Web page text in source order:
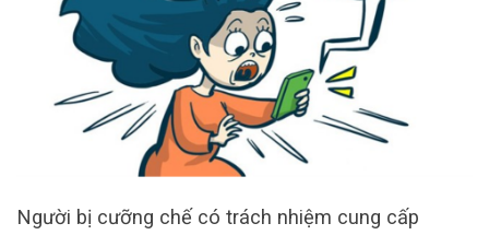
Người bị cưỡng chế có trách nhiệm cung cấp